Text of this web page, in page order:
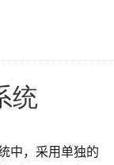
统
中，采用单独的
电机传动
元、制动
出处。
出处。